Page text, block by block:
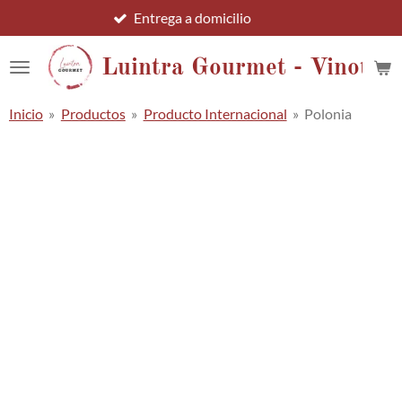
al
contenido
principal
Luintra Gourmet -
Entrega a domicilio
Inicio » Productos » Producto Internacional » Polonia